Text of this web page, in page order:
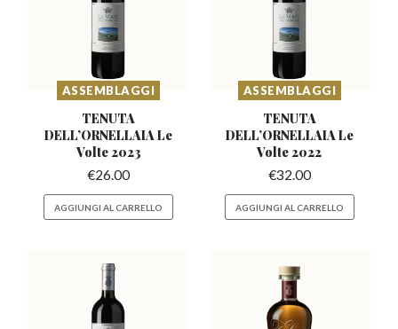
ASSEMBLAGGI
TENUTA
DELL’ORNELLAIALe
Volte 2023
€26.00
AGGIUNGI AL CARRELLO
ASSEMBLAGGI
TENUTA
DELL’ORNELLAIA Le
Volte 2022
€32.00
AGGIUNGI AL CARRELLO